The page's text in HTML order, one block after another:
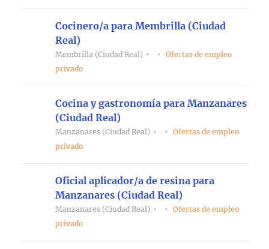
Cocinero/a para Membrilla (Ciudad
Real)
Membrilla (Ciudad Real)
Ofertas de empleo
privado
Cocina y gastronomía para Manzanares
(Ciudad Real)
Manzanares (Ciudad Real)
Ofertas de empleo
privado
Oficial aplicador/a de resina para
Manzanares (Ciudad Real)
Manzanares (Ciudad Real)
Ofertas de empleo
privado